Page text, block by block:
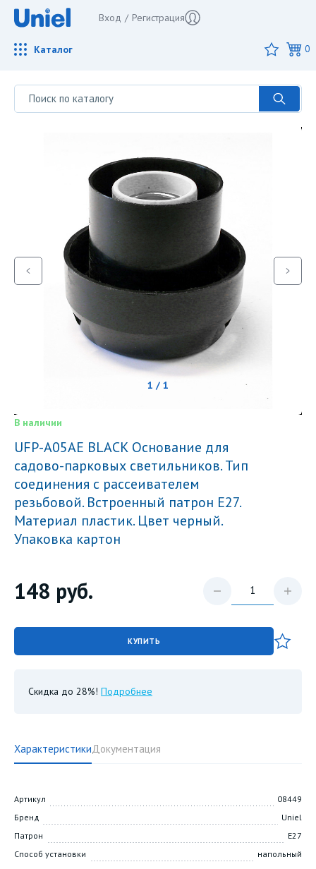
Вход / Регистрация
Каталог 0
1 / 1
В наличии
UFP-A05AE BLACK Основание для
садово-парковых светильников. Тип
соединения с рассеивателем
резьбовой. Встроенный патрон Е27.
Материал пластик. Цвет черный.
Упаковка картон
148 руб.
КУПИТЬ
Скидка до 28%! Подробнее
ХарактеристикиДокументация
Артикул
08449
Бренд
Uniel
Патрон
E27
Способ установки
напольный